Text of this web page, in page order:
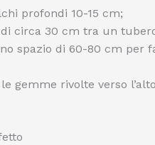
profondi 10-15 cm;
circa 30 cm tra un
spazio di 60-80 cm per
gemme rivolte verso